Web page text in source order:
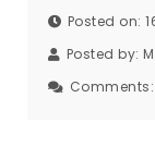
Posted on:
Posted by:
Comments: